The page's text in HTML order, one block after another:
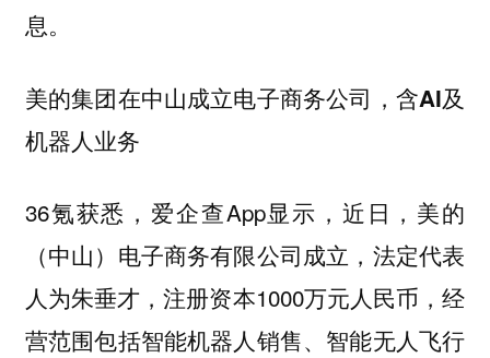
息。
美的集团在中山成立电子商务公司，含AI及
机器人业务
36氪获悉，爱企查App显示，近日，美的
（中山）电子商务有限公司成立，法定代表
人为朱垂才，注册资本1000万元人民币，经
营范围包括智能机器人销售、智能无人飞行